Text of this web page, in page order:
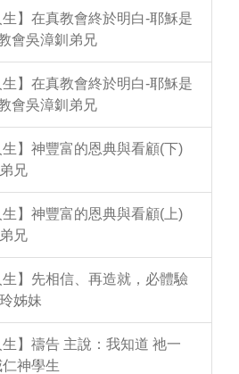
】在真教會終於明白-耶穌是
會吳漳釧弟兄
】在真教會終於明白-耶穌是
會吳漳釧弟兄
】神豐富的恩典與看顧(下)
兄
】神豐富的恩典與看顧(上)
兄
】先相信、再造就，必體驗
姊妹
】禱告 主說：我知道 祂一
神學生